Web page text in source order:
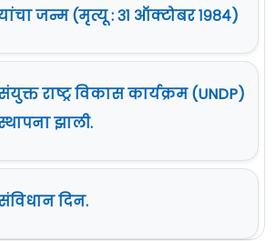
जन्म (मृत्यू : ३१ ऑक्टोबर १९८४)
राष्ट्र विकास कार्यक्रम (UNDP)
झाली.
दिन.